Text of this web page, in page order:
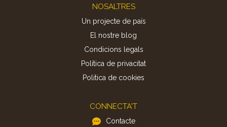
NOSALTRES
Un projecte de país
El nostre blog
Condicions legals
Política de privacitat
Politica de cookies
CONNECTA'T
Contacte